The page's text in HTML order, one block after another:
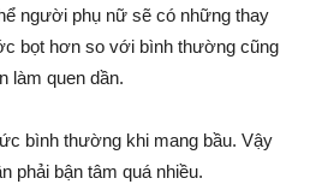
người phụ nữ sẽ có những thay
bọt hơn so với bình thường cũng
làm quen dần.
bình thường khi mang bầu. Vậy
phải bận tâm quá nhiều.